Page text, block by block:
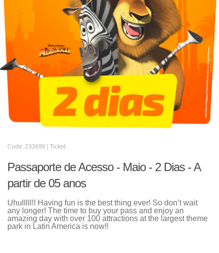
Code: 233698 | Ticket
Passaporte de Acesso - Maio - 2 Dias - A
partir de 05 anos
Uhulllll!! Having fun is the best thing ever! So don’t wait
any longer! The time to buy your pass and enjoy an
amazing day with over 100 attractions at the largest theme
park in Latin America is now!!